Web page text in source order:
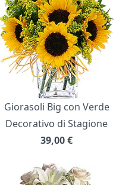
Giorasoli Big con Verde
Decorativo di Stagione
39,00€